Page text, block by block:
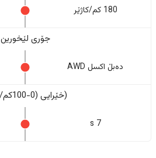
180 کم/کاژێر
جۆری لێخورین
دەبڵ اکسل AWD
(خێرایی (0-100کم/کاژێر
7 s